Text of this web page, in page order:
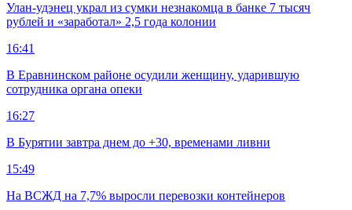
Улан-удэнец украл из сумки незнакомца в банке 7 тысяч
рублей и «заработал» 2,5 года колонии
16:41
В Еравнинском районе осудили женщину, ударившую
сотрудника органа опеки
16:27
В Бурятии завтра днем до +30, временами ливни
15:49
На ВСЖД на 7,7% выросли перевозки контейнеров